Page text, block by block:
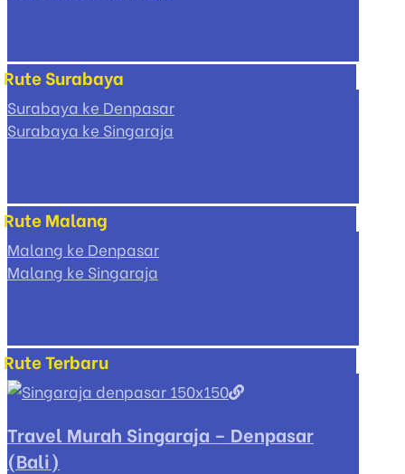
Rute Surabaya
Surabaya ke Denpasar
Surabaya ke Singaraja
Rute Malang
Malang ke Denpasar
Malang ke Singaraja
Rute Terbaru
Travel Murah Singaraja – Denpasar
(Bali)